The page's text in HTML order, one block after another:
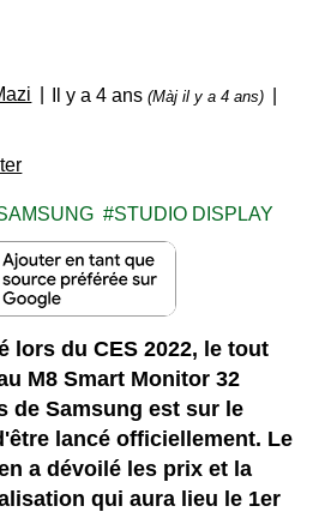
Il y a 4 ans(Màj il y a 4 ans)
STUDIO DISPLAY
lors du CES 2022, le tout
M8 Smart Monitor 32
de Samsung est sur le
lancé officiellement. Le
a dévoilé les prix et la
qui aura lieu le 1er